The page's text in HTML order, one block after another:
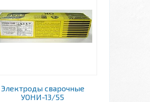
Электроды сварочные
УОНИ-13/55